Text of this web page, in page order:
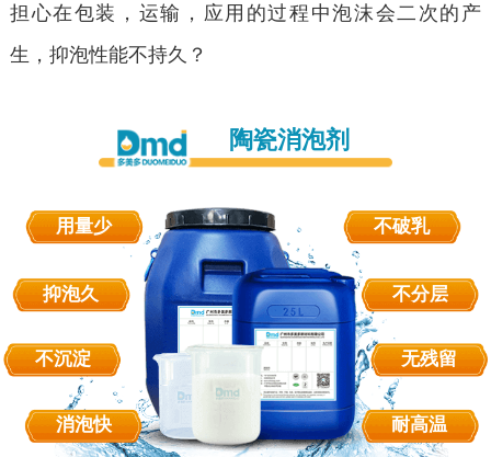
担心在包装，运输，应用的过程中泡沫会二次的产
生，抑泡性能不持久？
陶瓷消泡剂
用量少
抑泡久
不沉淀
消泡快
不破乳
不分层
无残留
耐高温